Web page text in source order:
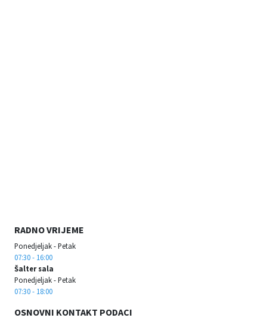
RADNO VRIJEME
Ponedjeljak - Petak
07:30 - 16:00
Šalter sala
Ponedjeljak - Petak
07:30 - 18:00
OSNOVNI KONTAKT PODACI